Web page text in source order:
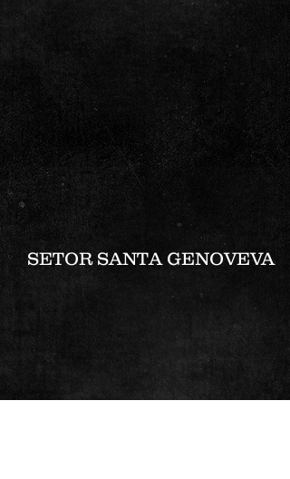
SETOR SANTA GENOVEVA